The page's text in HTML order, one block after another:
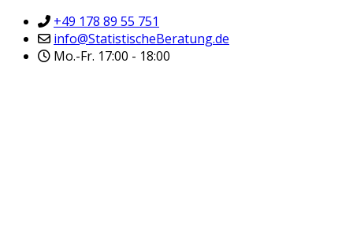
+49 178 89 55 751
info@StatistischeBeratung.de
Mo.-Fr. 17:00 - 18:00